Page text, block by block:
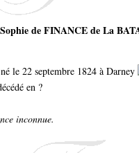
de FINANCE de La
le 22 septembre 1824 à Darney
en ?
inconnue.